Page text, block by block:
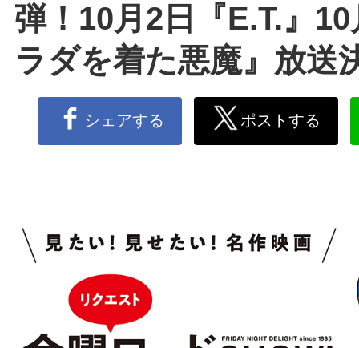
弾！10月2日『E.T.』
ラダを着た悪魔』放送
シェアする ポストする